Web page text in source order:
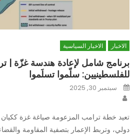
الاخبار الاخبار السياسية
برنامج شامل لإعادة هندسة غزّة |
للفلسطينيين: سلّموا تسلَموا
Posted
onسبتمبر 30, 2025
تعيد خطة ترامب المزعومة صياغة غزة
دولي، وتربط الإعمار بتصفية المقاومة